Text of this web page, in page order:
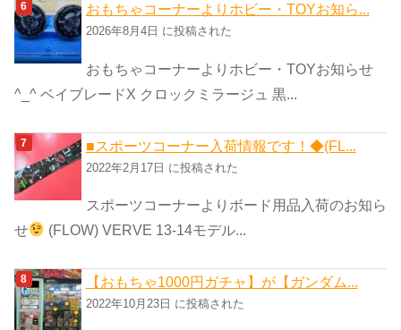
おもちゃコーナーよりホビー・TOYお知ら...
2026年8月4日 に投稿された
おもちゃコーナーよりホビー・TOYお知らせ
^_^ ベイブレードX クロックミラージュ 黒...
■スポーツコーナー入荷情報です！◆(FL...
2022年2月17日 に投稿された
スポーツコーナーよりボード用品入荷のお知ら
せ
(FLOW) VERVE 13-14モデル...
【おもちゃ1000円ガチャ】が【ガンダム...
2022年10月23日 に投稿された